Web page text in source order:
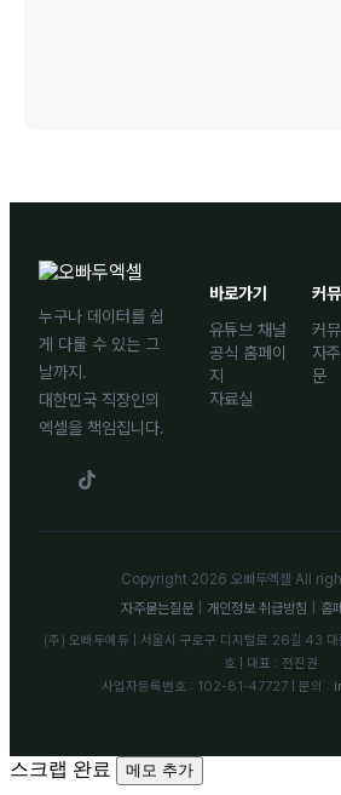
누구나 데이터를 쉽
게 다룰 수 있는 그
날까지.
대한민국 직장인의
엑셀을 책임집니다.
바로가기
유튜브 채널
공식 홈페이
지
자료실
커
커
자
문
Copyright 2026 오빠두엑셀 All
자주묻는질문
개인정보 취급방침 홈
(주) 오빠두에듀 | 서울시 구로구 디지털로 26길 43
호 | 대표 : 전진권
사업자등록번호 : 102-81-47727 | 문의 :
스크랩 완료 메모 추가